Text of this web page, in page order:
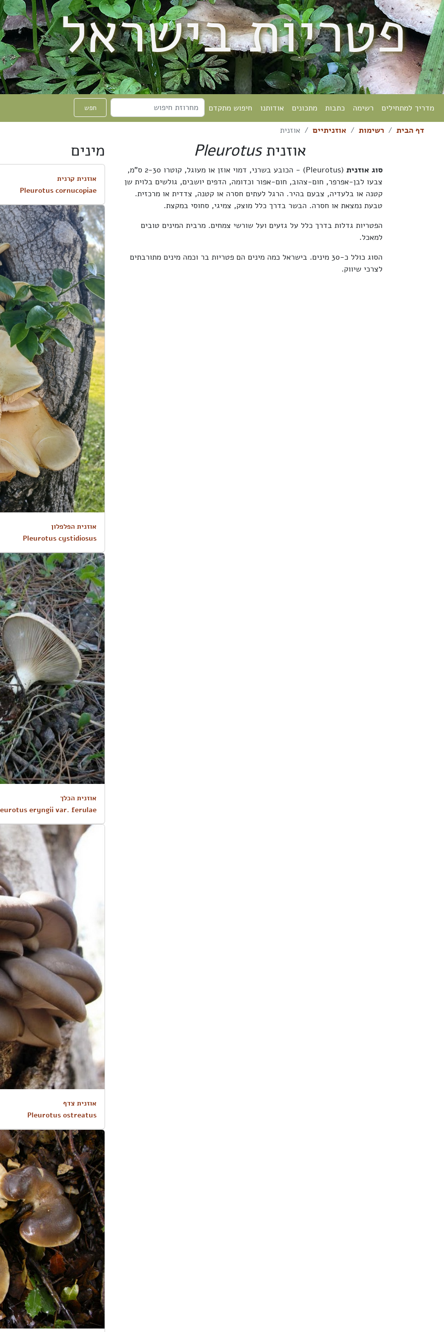
פטריות בישראל
מדריך למתחילים רשימה כתבות מתכונים אודותנו חיפוש מתקדם חפש
דף הבית רשימות אוזניתיים אוזנית
אוזניתPleurotus
סוג אוזנית
(Pleurotus) - הכובע בשרני, דמוי אוזן או מעוגל, קוטרו 2-30 ס"מ,
צבעו לבן-אפרפר, חום-צהוב, חום-אפור וכדומה, הדפים יושבים, גולשים בלוית שן
קטנה או בלעדיה, צבעם בהיר. הרגל לעתים חסרה או קטנה, צדדית או מרכזית.
טבעת נמצאת או חסרה. הבשר בדרך כלל מוצק, צמיגי, סחוסי במקצת.
הפטריות גדלות בדרך כלל על גזעים ועל שורשי צמחים. מרבית המינים טובים
למאכל.
הסוג כולל כ-30 מינים. בישראל כמה מינים הם פטריות בר וכמה מינים מתורבתים
לצרכי שיווק.
מינים
אוזנית קרנית
Pleurotus cornucopiae
אוזנית הפלפלון
Pleurotus cystidiosus
אוזנית הכלך
eryngii var. ferulae
אוזנית צדף
Pleurotus ostreatus